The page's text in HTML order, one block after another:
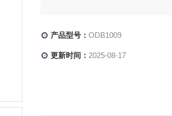
产品型号： ODB1009
更新时间： 2025-08-17